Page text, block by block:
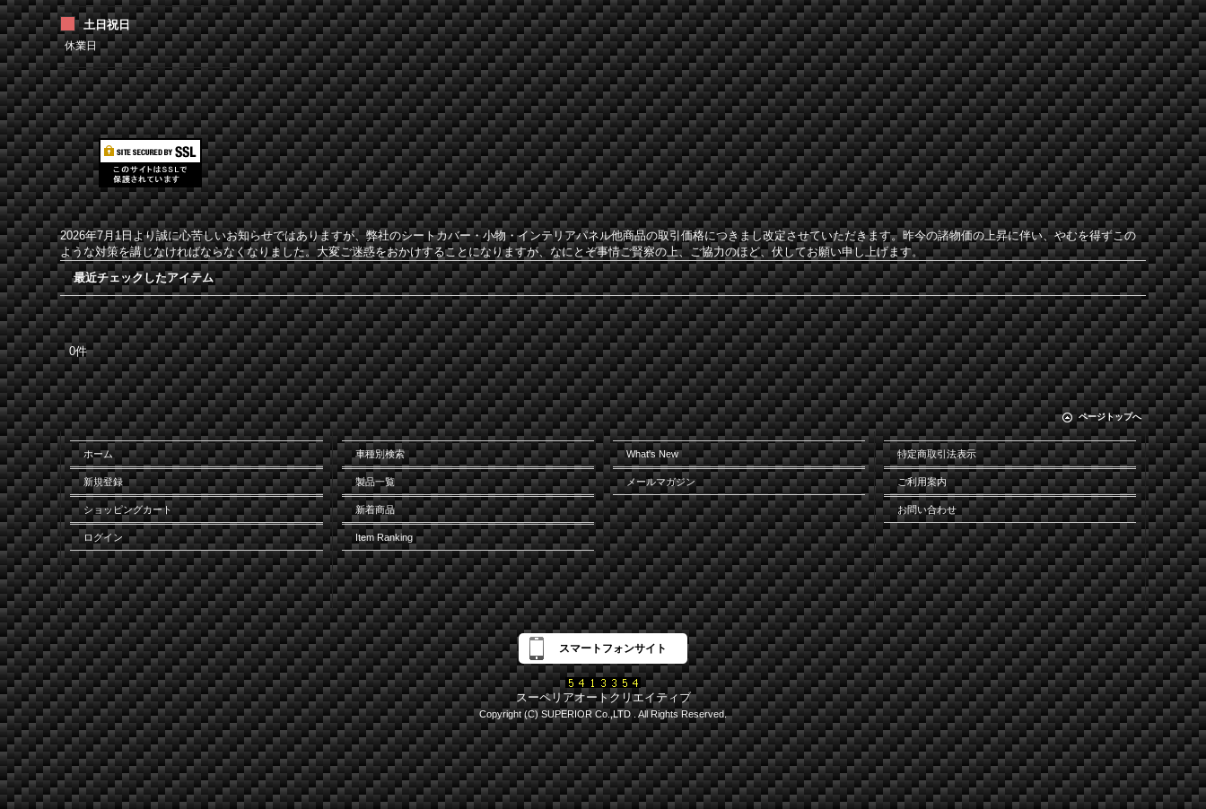
土日祝日
休業日
2026年7月1日より誠に心苦しいお知らせではありますが、弊社のシートカバー・小物・インテリアパネル他商品の取引価格につきまし改定させていただきます。昨今の諸物価の上昇に伴い、やむを得ずこの
ような対策を講じなければならなくなりました。大変ご迷惑をおかけすることになりますが、なにとぞ事情ご賢察の上、ご協力のほど、伏してお願い申し上げます。
最近チェックしたアイテム
0件
ページトップへ
ホーム
新規登録
ショッピングカート
ログイン
車種別検索
製品一覧
新着商品
Item Ranking
What's New
メールマガジン
特定商取引法表示
ご利用案内
お問い合わせ
スマートフォンサイト
スーペリアオートクリエイティブ
Copyright (C) SUPERIOR Co.,LTD . All Rights Reserved.